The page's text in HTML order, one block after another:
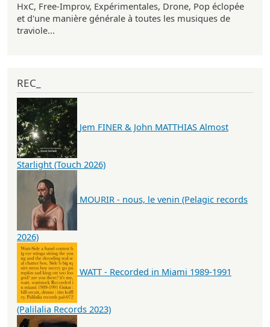
HxC, Free-Improv, Expérimentales, Drone, Pop éclopée
et d'une manière générale à toutes les musiques de
traviole...
REC_
Jem FINER & John MATTHIAS Almost
Starlight (Touch 2026)
MOURIR - nous, le venin (Pelagic records
2026)
WATT - Recorded in Miami 1989-1991
(Palilalia Records 2023)